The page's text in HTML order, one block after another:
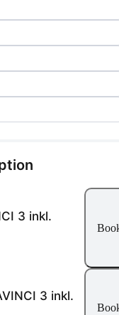
3 inkl.
3 inkl.